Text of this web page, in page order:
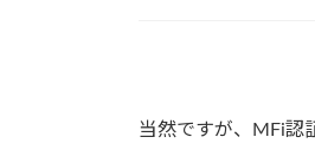
当然ですが、MFi認